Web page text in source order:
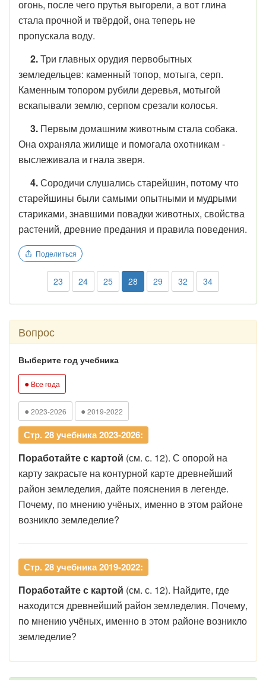
огонь, после чего прутья выгорели, а вот глина
стала прочной и твёрдой, она теперь не
пропускала воду.
2.Три главных орудия первобытных
земледельцев: каменный топор, мотыга, серп.
Каменным топором рубили деревья, мотыгой
вскапывали землю, серпом срезали колосья.
3. Первым домашним животным стала собака.
Она охраняла жилище и помогала охотникам -
выслеживала и гнала зверя.
4.Сородичи слушались старейшин, потому что
старейшины были самыми опытными и мудрыми
стариками, знавшими повадки животных, свойства
растений, древние предания и правила поведения.
Поделиться
23 24 25 28 29 32 34
Вопрос
Выберите год учебника
● Все года
● 2023-2026 ● 2019-2022
Стр. 28 учебника 2023-2026:
Поработайте с картой (см. с. 12). С опорой на
карту закрасьте на контурной карте древнейший
район земледелия, дайте пояснения в легенде.
Почему, по мнению учёных, именно в этом районе
возникло земледелие?
Стр. 28 учебника 2019-2022:
Поработайте с картой (см. с. 12). Найдите, где
находится древнейший район земледелия. Почему,
по мнению учёных, именно в этом районе возникло
земледелие?